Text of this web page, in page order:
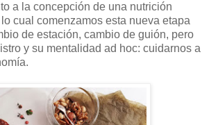
a la concepción de una nutrición
cual comenzamos esta nueva etapa
de estación, cambio de guión, pero
y su mentalidad ad hoc: cuidarnos a